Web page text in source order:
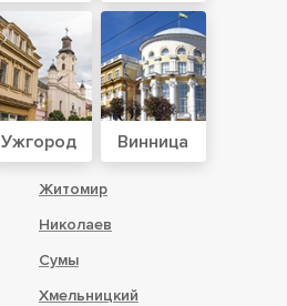
Ужгород Винница
Житомир
Николаев
Сумы
Хмельницкий